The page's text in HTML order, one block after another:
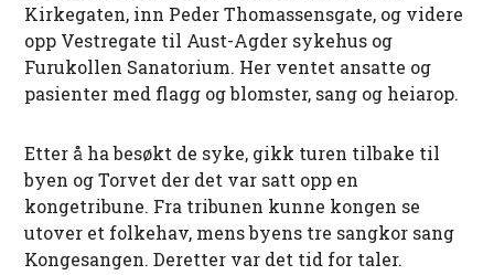
Kirkegaten, inn Peder Thomassensgate, og videre
opp Vestregate til Aust-Agder sykehus og
Furukollen Sanatorium. Her ventet ansatte og
pasienter med flagg og blomster, sang og heiarop.
Etter å ha besøkt de syke, gikk turen tilbake til
byen og Torvet der det var satt opp en
kongetribune. Fra tribunen kunne kongen se
utover et folkehav, mens byens tre sangkor sang
Kongesangen. Deretter var det tid for taler.